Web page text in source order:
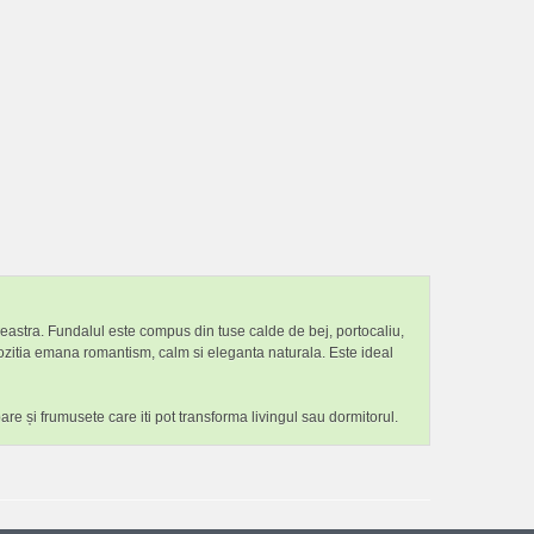
Fundalul este compus din tuse calde de bej, portocaliu,
emana romantism, calm si eleganta naturala. Este ideal
și frumusete care iti pot transforma livingul sau dormitorul.